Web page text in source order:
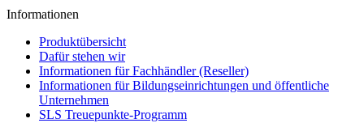
Informationen
Produktübersicht
Dafür stehen wir
Informationen für Fachhändler (Reseller)
Informationen für Bildungseinrichtungen und öffentliche
Unternehmen
SLS Treuepunkte-Programm